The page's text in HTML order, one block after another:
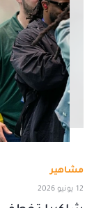
مشاهير
12 يونيو 2026